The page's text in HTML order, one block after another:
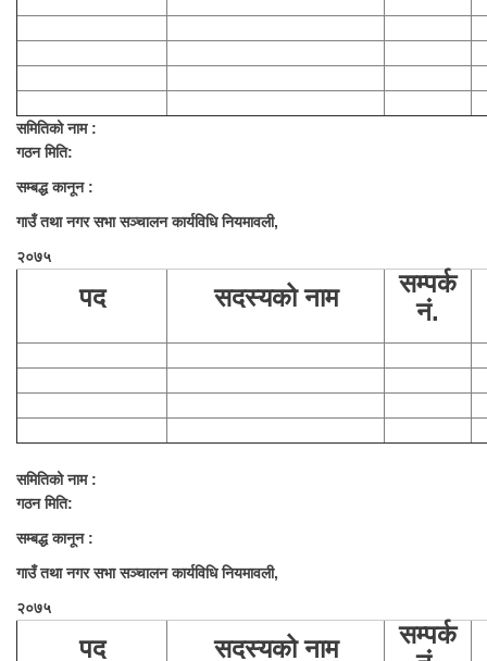
समितिको नाम :
गठन मिति:
सम्बद्ध कानून :
गाउँ तथा नगर सभा सञ्चालन कार्यविधि नियमावली,
२०७५
पद सदस्यको नाम
सम्पर्क
नं.
समितिको नाम :
गठन मिति:
सम्बद्ध कानून :
गाउँ तथा नगर सभा सञ्चालन कार्यविधि नियमावली,
२०७५
पद सदस्यको नाम
सम्पर्क